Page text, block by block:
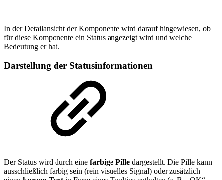
In der Detailansicht der Komponente wird darauf hingewiesen, ob
für diese Komponente ein Status angezeigt wird und welche
Bedeutung er hat.
Darstellung der Statusinformationen
Der Status wird durch eine farbige Pille dargestellt. Die Pille kann
ausschließlich farbig sein (rein visuelles Signal) oder zusätzlich